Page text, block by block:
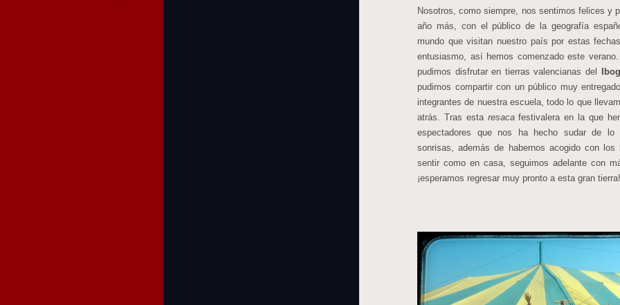
Nosotros, como siempre, nos sentimos felices y
año más, con el público de la geografía
mundo que visitan nuestro país por estas
entusiasmo, así hemos comenzado este
pudimos disfrutar en tierras valencianas del
pudimos compartir con un público muy
integrantes de nuestra escuela, todo lo que
atrás. Tras esta resacafestivalera en la que
espectadores que nos ha hecho sudar de
sonrisas, además de habernos acogido con los
sentir como en casa, seguimos adelante con
¡esperamos regresar muy pronto a esta gran tierra!